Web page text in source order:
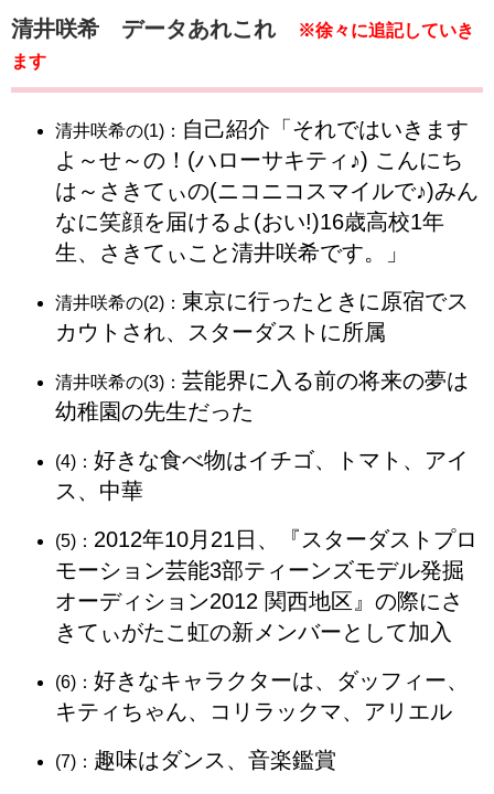
清井咲希 データあれこれ
※徐々に追記していき
ます
清井咲希の(1)： 自己紹介「それではいきます
よ～せ～の！(ハローサキティ♪) こんにち
は～さきてぃの(ニコニコスマイルで♪)みん
なに笑顔を届けるよ(おい!)16歳高校1年
生、さきてぃこと清井咲希です。」
清井咲希の(2)： 東京に行ったときに原宿でス
カウトされ、スターダストに所属
清井咲希の(3)： 芸能界に入る前の将来の夢は
幼稚園の先生だった
(4)： 好きな食べ物はイチゴ、トマト、アイ
ス、中華
(5)： 2012年10月21日、『スターダストプロ
モーション芸能3部ティーンズモデル発掘
オーディション2012 関西地区』の際にさ
きてぃがたこ虹の新メンバーとして加入
(6)： 好きなキャラクターは、ダッフィー、
キティちゃん、コリラックマ、アリエル
(7)： 趣味はダンス、音楽鑑賞